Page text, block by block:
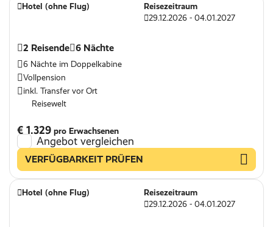
Hotel (ohne Flug)
Reisezeitraum
29.12.2026 - 04.01.2027
2 Reisende 6 Nächte
6 Nächte im Doppelkabine
Vollpension
inkl. Transfer vor Ort
Reisewelt
€ 1.329 pro Erwachsenen
Angebot vergleichen
VERFÜGBARKEIT PRÜFEN
Hotel (ohne Flug)
Reisezeitraum
29.12.2026 - 04.01.2027